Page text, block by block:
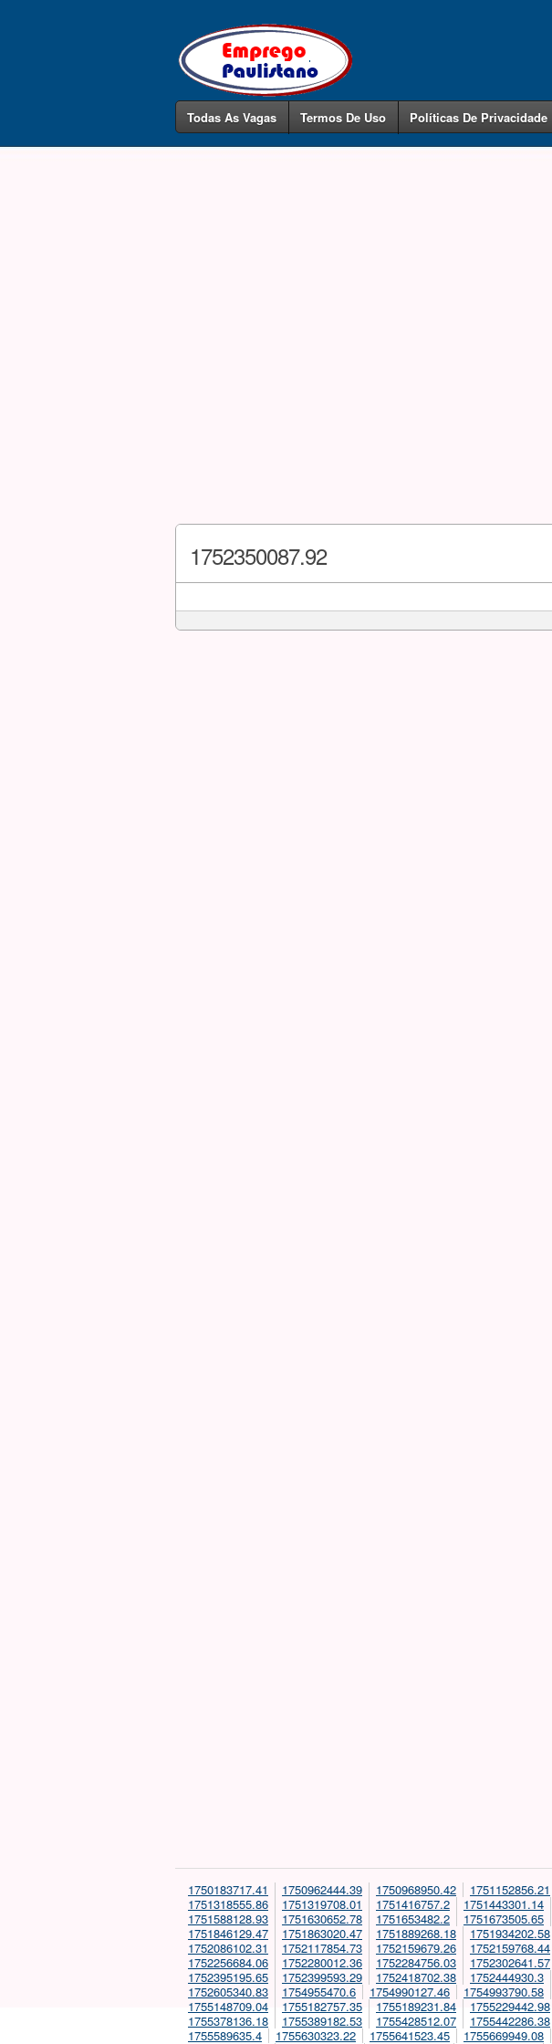
Todas As Vagas Termos De Uso Políticas De Privacidade
1752350087.92
1750183717.41 1750962444.39 1750968950.42 1751152856.21
1751318555.86
1751319708.01 1751416757.2 1751443301.14
1751588128.93
1751630652.78 1751653482.2 1751673505.65
1751846129.47
1751863020.47 1751889268.18 1751934202.58
1752086102.31
1752117854.73 1752159679.26 1752159768.44
1752256684.06
1752280012.36 1752284756.03 1752302641.57
1752395195.65
1752399593.29 1752418702.38 1752444930.3
1752605340.83
1754955470.6 1754990127.46 1754993790.58
1755148709.04
1755182757.35 1755189231.84 1755229442.98
1755378136.18
1755389182.53 1755428512.07 1755442286.38
1755589635.4
1755630323.22 1755641523.45 1755669949.08